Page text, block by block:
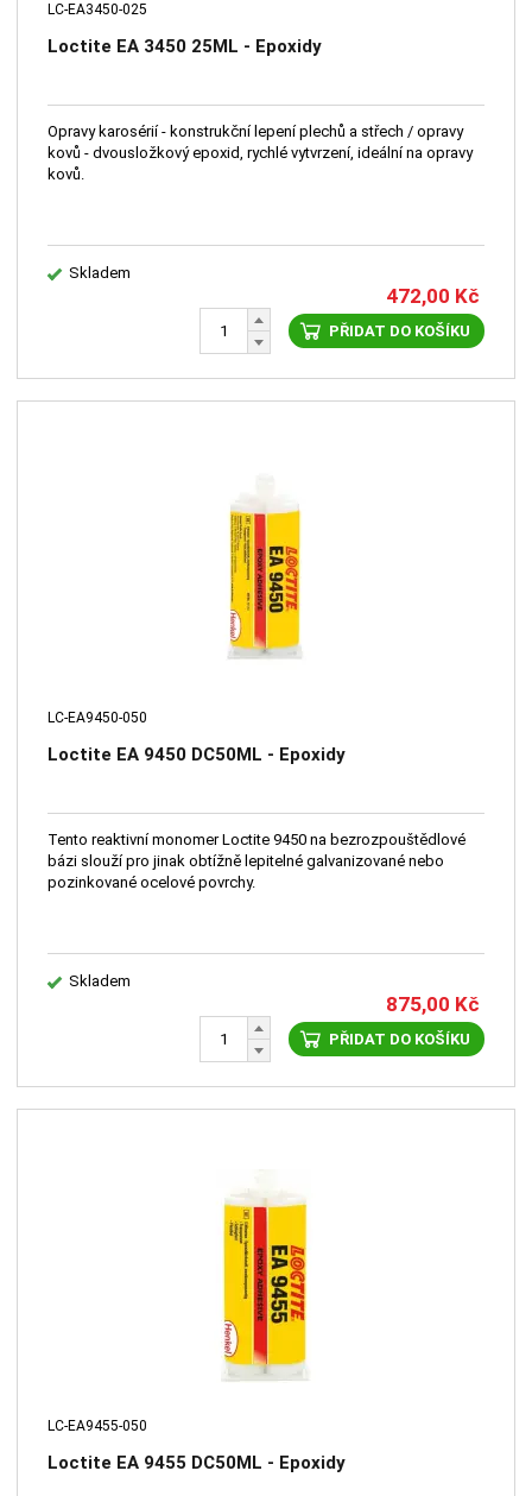
LC-EA3450-025
Loctite EA 3450 25ML - Epoxidy
Opravy karosérií - konstrukční lepení plechů a střech / opravy
kovů - dvousložkový epoxid, rychlé vytvrzení, ideální na opravy
kovů.
Skladem
472,00 Kč
PŘIDAT DO KOŠÍKU
LC-EA9450-050
Loctite EA 9450 DC50ML - Epoxidy
Tento reaktivní monomer Loctite 9450 na bezrozpouštědlové
bázi slouží pro jinak obtížně lepitelné galvanizované nebo
pozinkované ocelové povrchy.
Skladem
875,00 Kč
PŘIDAT DO KOŠÍKU
LC-EA9455-050
Loctite EA 9455 DC50ML - Epoxidy